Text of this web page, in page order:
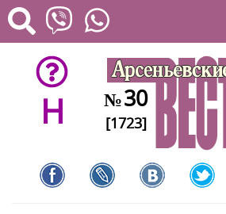
H №30
[1723]